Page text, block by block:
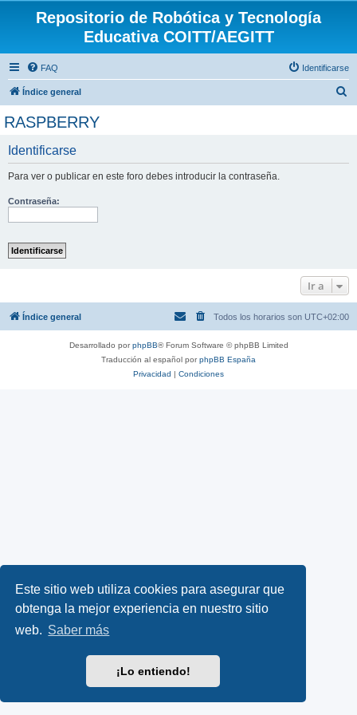
Este sitio web utiliza cookies para asegurar que
obtenga la mejor experiencia en nuestro sitio
web. Saber más
¡Lo entiendo!
Repositorio de Robótica y Tecnología
Educativa COITT/AEGITT
FAQ Identificarse
Índice general
RASPBERRY
Identificarse
Para ver o publicar en este foro debes introducir la contraseña.
Contraseña:
Ir a
Índice general Todos los horarios son UTC+02:00
Desarrollado porphpBB® Forum Software © phpBB Limited
Traducción al español porphpBB España
Privacidad | Condiciones